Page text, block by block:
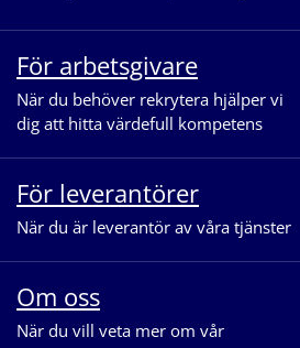
För arbetsgivare
När du behöver rekrytera hjälper vi
dig att hitta värdefull kompetens
För leverantörer
När du är leverantör av våra tjänster
Om oss
När du vill veta mer om vår